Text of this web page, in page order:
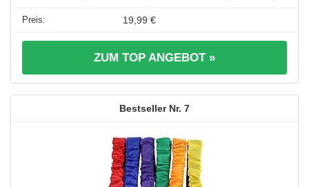
19,99 €
ZUM TOP ANGEBOT »
7